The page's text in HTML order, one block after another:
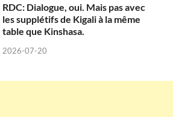
RDC: Dialogue, oui. Mais pas avec
les supplétifs de Kigali à la même
table que Kinshasa.
2026-07-20